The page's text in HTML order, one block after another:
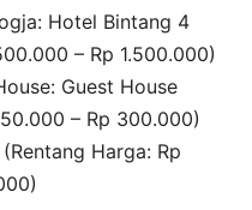
Hotel Bintang 4
– Rp 1.500.000)
Guest House
– Rp 300.000)
Harga: Rp